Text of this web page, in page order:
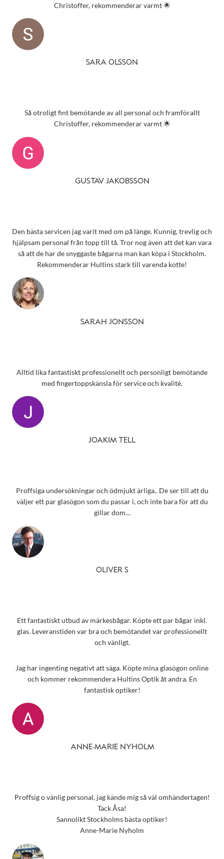
Christoffer, rekommenderar varmt 🌟
SARA OLSSON
Så otroligt fint bemötande av all personal och framförallt
Christoffer, rekommenderar varmt 🌟
GUSTAV JAKOBSSON
Den bästa servicen jag varit med om på länge. Kunnig, trevlig och
hjälpsam personal från topp till tå. Tror nog även att det kan vara
så att de har de snyggaste bågarna man kan köpa i Stockholm.
Rekommenderar Hultins stark till varenda kotte!
SARAH JONSSON
Alltid lika fantastiskt professionellt och personligt bemötande
med fingertoppskänsla för service och kvalité.
JOAKIM TELL
Proffsiga undersökningar och ödmjukt ärliga.. De ser till att du
väljer ett par glasögon som du passar i, och inte bara för att du
gillar dom…
OLIVER S
Ett fantastiskt utbud av märkesbågar. Köpte ett par bågar inkl.
glas. Leveranstiden var bra och bemötandet var professionellt
och vänligt.
Jag har ingenting negativt att säga. Köpte mina glasögon online
och kommer rekommendera Hultins Optik åt andra. En
fantastisk optiker!
ANNE-MARIE NYHOLM
Proffsig o vänlig personal, jag kände mig så väl omhändertagen!
Tack Åsa!
Sannolikt Stockholms bästa optiker!
Anne-Marie Nyholm